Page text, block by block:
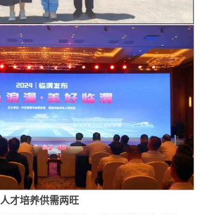
才培养供需两旺